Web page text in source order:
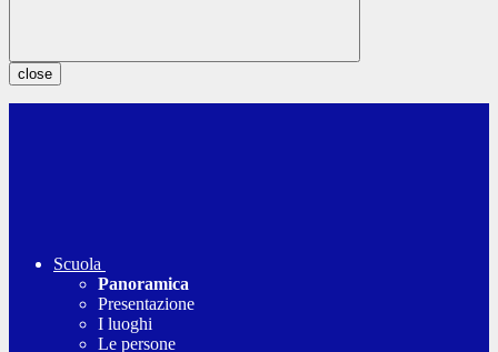
close
Scuola
Panoramica
Presentazione
I luoghi
Le persone